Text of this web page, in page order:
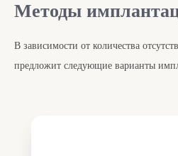
Методы
В зависимости от количества
предложит следующие варианты